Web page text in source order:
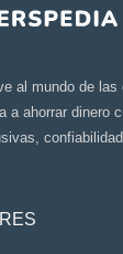
al mundo de
a ahorrar dinero